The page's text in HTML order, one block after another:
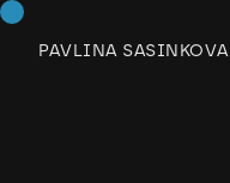
PAVLINA SASINKOVA